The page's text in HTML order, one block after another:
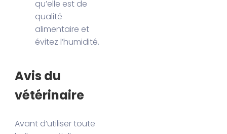
qu’elle est de
qualité
alimentaire et
évitez l’humidité.
Avis du
vétérinaire
Avant d’utiliser toute